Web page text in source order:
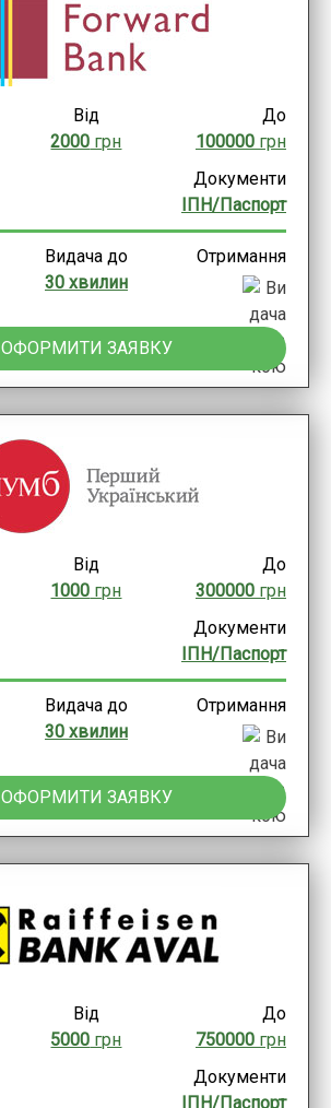
Від
2000 грн
До
100000грн
Документи
ІПН/Паспорт
Видача до
30 хвилин
Отримання
ОФОРМИТИ ЗАЯВКУ
Від
1000 грн
До
300000грн
Документи
ІПН/Паспорт
Видача до
30 хвилин
Отримання
ОФОРМИТИ ЗАЯВКУ
Від
5000 грн
До
750000грн
Документи
ІПН/Паспорт